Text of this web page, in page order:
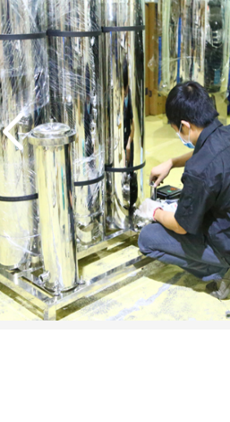
析器用纯水隔板组件